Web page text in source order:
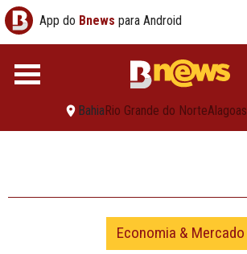
App do Bnews para Android
BahiaRio Grande do NorteAlagoas
Economia & Mercado